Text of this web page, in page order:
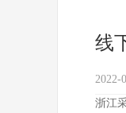
线
2022-
浙江